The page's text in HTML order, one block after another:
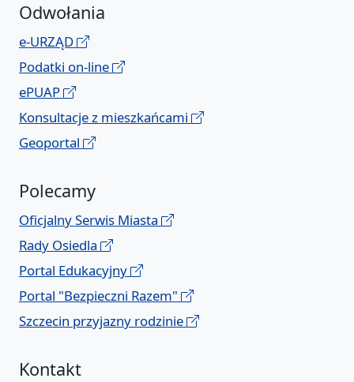
Odwołania
e-URZĄD
Podatki on-line
ePUAP
Konsultacje z mieszkańcami
Geoportal
Polecamy
Oficjalny Serwis Miasta
Rady Osiedla
Portal Edukacyjny
Portal "Bezpieczni Razem"
Szczecin przyjazny rodzinie
Kontakt